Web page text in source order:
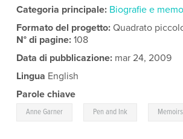
Categoria principale: Biografie e
Formato del progetto:Quadrato
N° di pagine:108
Data di pubblicazione: mar 24, 2009
Lingua English
Parole chiave
Anne Garner Pen and Ink Memoirs